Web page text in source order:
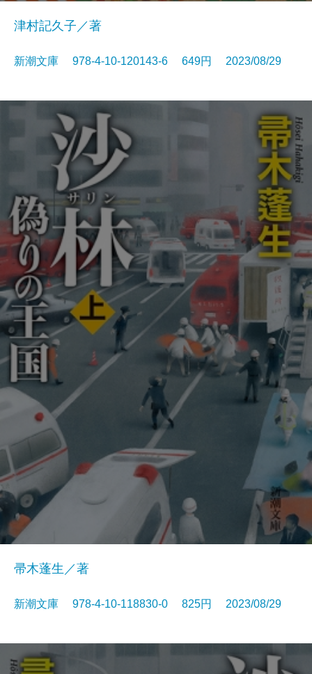
津村記久子／著
新潮文庫 978-4-10-120143-6 649円 2023/08/29
帚木蓬生／著
新潮文庫 978-4-10-118830-0 825円 2023/08/29